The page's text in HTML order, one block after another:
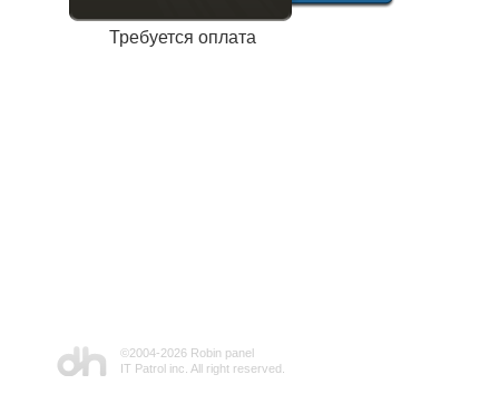
Требуется оплата
©2004-2026 Robin panel
IT Patrol inc. All right reserved.